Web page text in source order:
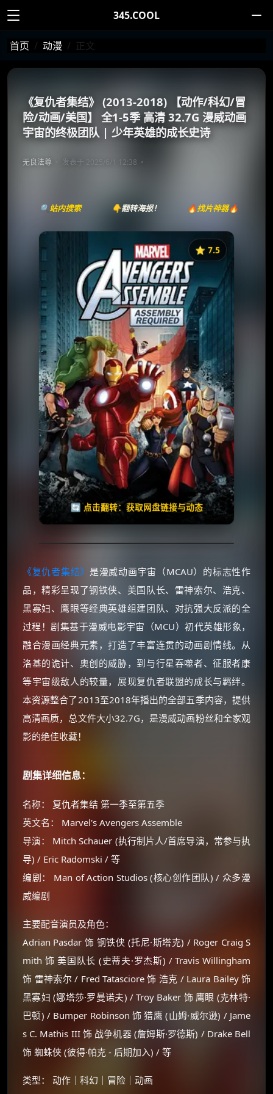
345.COOL
首页 动漫 正文
《复仇者集结》 (2013-2018) 【动作/科幻/冒
险/动画/美国】 全1-5季 高清 32.7G 漫威动画
宇宙的终极团队 | 少年英雄的成长史诗
无良法尊 发表于 2025/6/1 12:38
🔍站内搜索 👇翻转海报！ 🔥找片神器🔥
⭐️ 7.5
🔄 点击翻转：获取网盘链接与动态
《复仇者集结》
⭐
收藏
⭐️ 评分：7.5 | 🎬 2013年
✅ 已完结
夸克网盘
失效请反馈
🧧️
天天领红包
《复仇者集结》 是漫威动画宇宙（MCAU）的标志性作
品，精彩呈现了钢铁侠、美国队长、雷神索尔、浩克、
黑寡妇、鹰眼等经典英雄组建团队、对抗强大反派的全
过程！剧集基于漫威电影宇宙（MCU）初代英雄形象，
融合漫画经典元素，打造了丰富连贯的动画剧情线。从
洛基的诡计、奥创的威胁，到与行星吞噬者、征服者康
等宇宙级敌人的较量，展现复仇者联盟的成长与羁绊。
本资源整合了2013至2018年播出的全部五季内容，提供
高清画质，总文件大小32.7G，是漫威动画粉丝和全家观
影的绝佳收藏！
剧集详细信息：
名称： 复仇者集结 第一季至第五季
英文名： Marvel's Avengers Assemble
导演： Mitch Schauer (执行制片人/首席导演，常参与执
导) / Eric Radomski / 等
编剧： Man of Action Studios (核心创作团队) / 众多漫
威编剧
主要配音演员及角色：
Adrian Pasdar 饰 钢铁侠 (托尼·斯塔克) / Roger Craig S
mith 饰 美国队长 (史蒂夫·罗杰斯) / Travis Willingham
饰 雷神索尔 / Fred Tatasciore 饰 浩克 / Laura Bailey 饰
黑寡妇 (娜塔莎·罗曼诺夫) / Troy Baker 饰 鹰眼 (克林特·
巴顿) / Bumper Robinson 饰 猎鹰 (山姆·威尔逊) / Jame
s C. Mathis III 饰 战争机器 (詹姆斯·罗德斯) / Drake Bell
饰 蜘蛛侠 (彼得·帕克 - 后期加入) / 等
类型： 动作｜科幻｜冒险｜动画